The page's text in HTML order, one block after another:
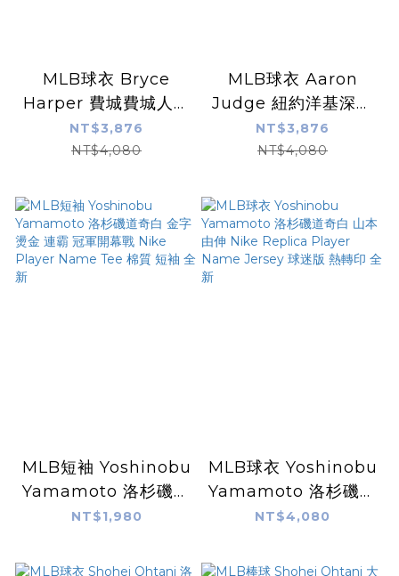
MLB球衣 Bryce
Harper 費城費城人白
條紋 Nike Replica
Player Name
全新
NT$3,876
NT$4,080
MLB球衣 Aaron
Judge 紐約洋基深藍
Nike Replica
Player Name
全新
NT$3,876
NT$4,080
MLB短袖 Yoshinobu
Yamamoto 洛杉磯道
奇白 金字 燙金 連霸
Player Name Tee
NT$1,980
MLB球衣 Yoshinobu
Yamamoto 洛杉磯道
奇白 山本由伸 Nike
Name Jersey 球迷
NT$4,080